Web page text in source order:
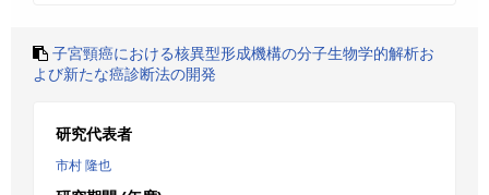
子宮頸癌における核異型形成機構の分子生物学的解析お
よび新たな癌診断法の開発
研究代表者
市村 隆也